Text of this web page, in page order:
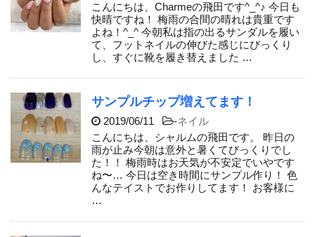
こんにちは、Charmeの飛田です^_^♪ 今日も
快晴ですね！ 梅雨の合間の晴れは貴重です
よね！^_^ 今朝私は指の出るサンダルを履い
て、フットネイルの伸びた感じにびっくり
し、すぐに靴を履き替えました …
サンプルチップ増えてます！
2019/06/11 -ネイル
こんにちは、シャルムの飛田です。 昨日の
雨が止み今朝は意外と暑くてびっくりでし
た！！ 梅雨時はお天気が不安定でいやです
ね〜… 今日は空き時間にサンプル作り！ 色
んなテイストでお作りしてます！ お客様に
…